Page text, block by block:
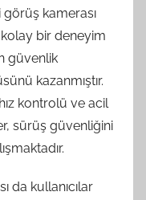
kamerası
bir deneyim
güvenlik
kazanmıştır.
kontrolü ve acil
sürüş güvenliğini
da kullanıcılar